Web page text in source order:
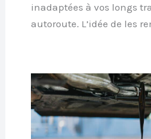
inadaptées à vos longs
autoroute. L’idée de les